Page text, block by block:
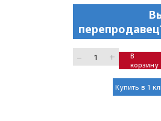
– +
В
корзину
Купить в 1